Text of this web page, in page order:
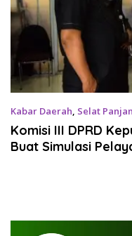
Kabar Daerah, Selat
Komisi III DPRD
Buat Simulasi